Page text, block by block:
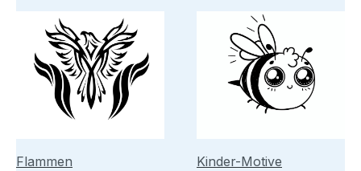
Flammen Kinder-Motive